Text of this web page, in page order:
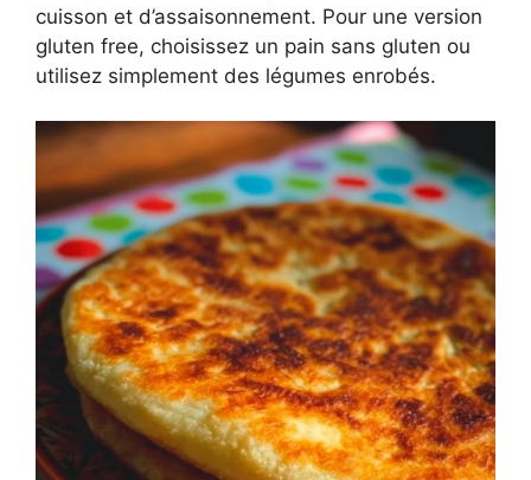
cuisson et d’assaisonnement. Pour une version
gluten free, choisissez un pain sans gluten ou
utilisez simplement des légumes enrobés.